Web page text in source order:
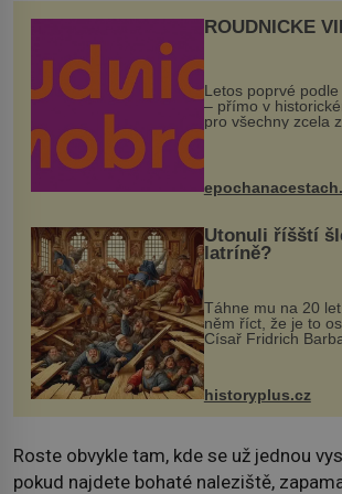
ROUDNICKÉ
Letos poprvé
– přímo v
pro všechny zcela
program se
mohou těšit na
Utonuli říšští
latríně?
Táhne mu na 20
něm říct, že je to
Císař Fridrich
posílá svého syna
VI. do Erfurtu, aby
prostředníkem při
historyplus.cz
Roste obvykle tam, kde se už jednou
pokud najdete bohaté naleziště,